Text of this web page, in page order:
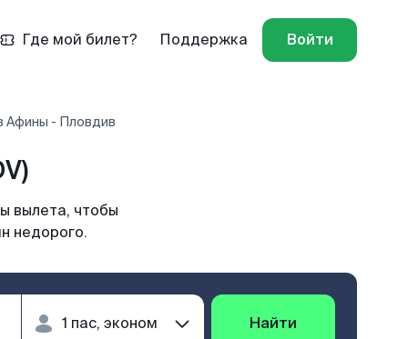
Где мой билет? Поддержка Войти
Афины - Пловдив
вылета, чтобы
недорого.
Найти